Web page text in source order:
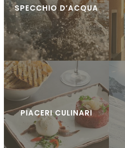
SPECCHIO D’ACQUA
PIACERI CULINARI